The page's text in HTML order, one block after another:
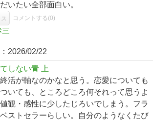
いたい全部面白い。
コメントする(0)
三
2026/02/22
しない青 上
活が軸なのかなと思う。恋愛についても
いても、ところどころ何それって思うよ
観・感性に少したじろいでしまう。フラ
ストセラーらしい。自分のようなくたび